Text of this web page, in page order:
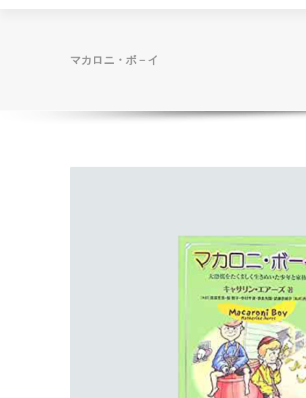
マカロニ・ボ－イ